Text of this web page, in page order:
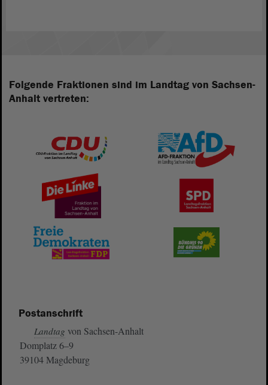
Folgende Fraktionen sind im Landtag von Sachsen-
Anhalt vertreten:
Postanschrift
Landtag von Sachsen-Anhalt
Domplatz 6–9
39104 Magdeburg